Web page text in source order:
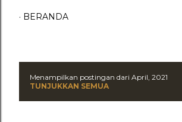
BERANDA
Menampilkan postingan dari April, 2021
TUNJUKKAN SEMUA